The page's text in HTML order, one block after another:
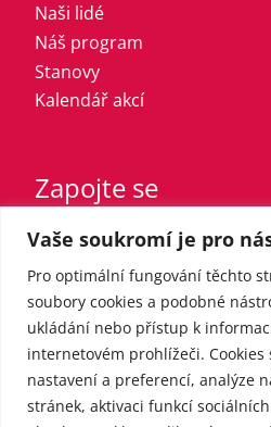
Vaše soukromí je pro
Pro optimální fungování těchto
soubory cookies a podobné
ukládání nebo přístup k
internetovém prohlížeči. Cookies
nastavení a preferencí, analýze
stránek, aktivaci funkcí
Naši lidé
Náš program
Stanovy
Kalendář akcí
Zapojte se
Vstupte do strany
Registrovaný sympatizant
Přispějte finančně
Pro média